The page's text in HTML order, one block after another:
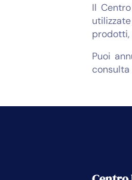
Il
prodotti,
Puoi
consulta